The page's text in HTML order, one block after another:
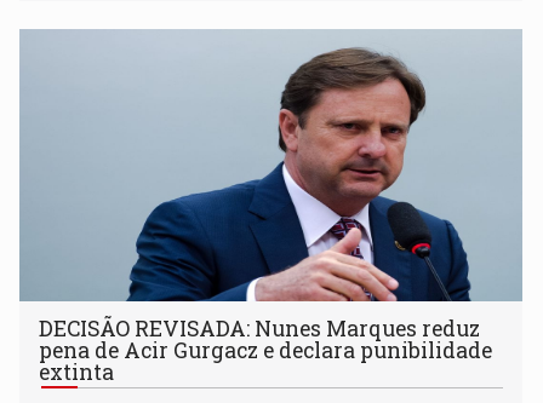
DECISÃO REVISADA: Nunes Marques reduz
pena de Acir Gurgacz e declara punibilidade
extinta